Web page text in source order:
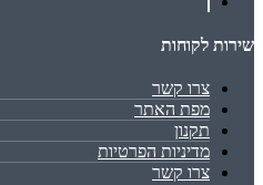
שירות לקוחות
צרו קשר
מפת האתר
תקנון
מדיניות הפרטיות
צרו קשר